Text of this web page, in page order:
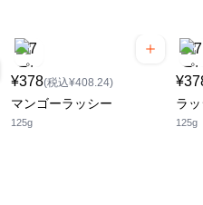
¥378(税込¥408.24)
マンゴーラッシー
125g
ラ
125g